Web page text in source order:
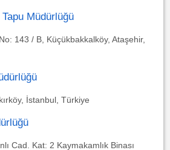
Müdürlüğü
143 / B, Küçükbakkalköy, Ataşehir,
İstanbul, Türkiye
Cad. Kat: 2 Kaymakamlık Binası